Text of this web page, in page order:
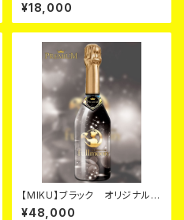
¥18,000
【MIKU】ブラック オリジナルシ
ャンパン カード
¥48,000